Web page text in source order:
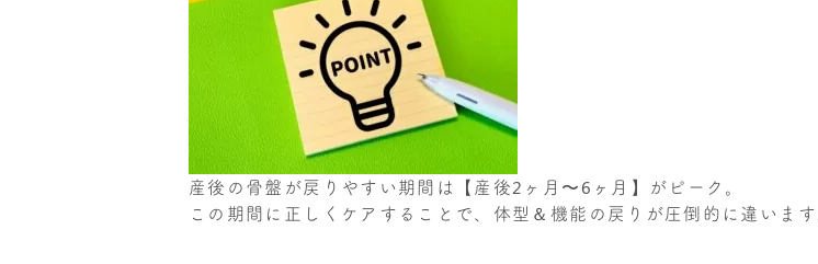
産後の骨盤が戻りやすい期間は【産後2ヶ月〜6ヶ月】がピーク。
この期間に正しくケアすることで、体型＆機能の戻りが圧倒的に違います